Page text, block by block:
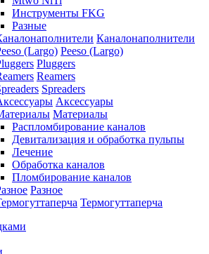
Инструменты FKG
Разные
Каналонаполнители
Peeso (Largo)
Pluggers
Reamers
Spreaders
Аксессуары
Материалы
Распломбирование каналов
Девитализация и обработка пульпы
Лечение
Обработка каналов
Пломбирование каналов
Разное
Термогуттаперча